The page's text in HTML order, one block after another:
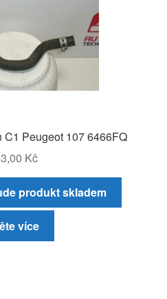
Peugeot 107 6466FQ
Kč
produkt skladem
více